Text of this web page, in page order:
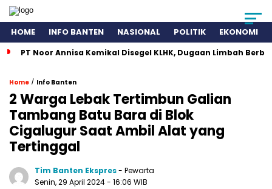
HOME INFO BANTEN NASIONAL POLITIK EKONOMI
PT Noor Annisa Kemikal Disegel KLHK, Dugaan Limbah
Home / Info Banten
2 Warga Lebak Tertimbun Galian
Tambang Batu Bara di Blok
Cigalugur Saat Ambil Alat yang
Tertinggal
Tim Banten Ekspres- Pewarta
Senin, 29 April 2024- 16:06 WIB